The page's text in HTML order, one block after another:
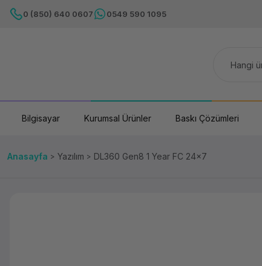
0 (850) 640 0607 0549 590 1095
Bilgisayar Kurumsal Ürünler Baskı Çözümleri
Anasayfa Yazılım DL360 Gen8 1 Year FC 24x7